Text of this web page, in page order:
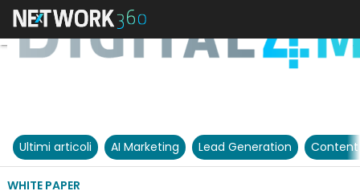
Ultimi articoli AI Marketing Lead Generation
WHITE PAPER